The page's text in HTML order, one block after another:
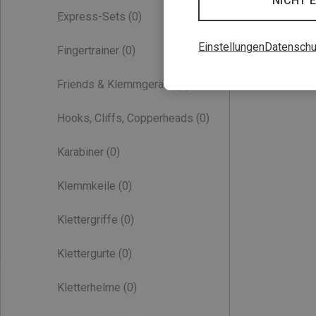
Express-Sets (0)
Fingertrainer (0)
Friends & Klemmgeräte
Hooks, Cliffs, Copperheads (0)
Karabiner (0)
Klemmkeile (0)
Klettergriffe (0)
Klettergurte (0)
Kletterhelme (0)
Einstellungen